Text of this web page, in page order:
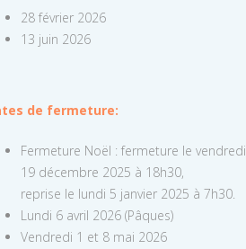
28 février 2026
13 juin 2026
de fermeture:
Fermeture Noël : fermeture le vendredi
19 décembre 2025 à 18h30,
reprise le lundi 5 janvier 2025 à 7h30.
Lundi 6 avril 2026 (Pâques)
Vendredi 1 et 8 mai 2026